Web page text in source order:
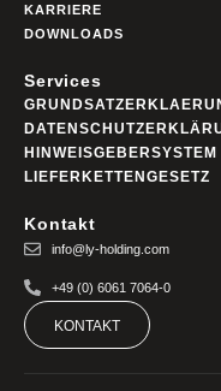
KARRIERE
DOWNLOADS
Services
LIEFERKETTENGESETZ
Kontakt
info@ly-holding.com
+49 (0) 6061 7064-0
KONTAKT